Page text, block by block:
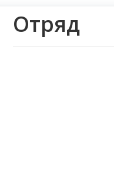
Отряд